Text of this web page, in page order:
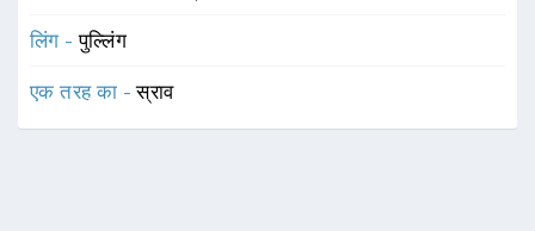
लिंग -पुल्लिंग
एक तरह का -स्राव